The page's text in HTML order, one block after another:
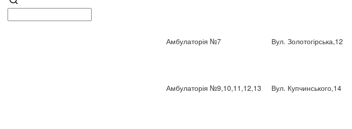
Амбулаторія №7 Вул. Золотогірська,12
Амбулаторія №9,10,11,12,13 Вул. Купчинського,14